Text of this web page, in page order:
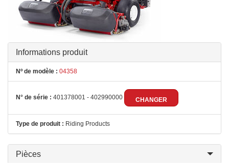
Informations produit
Nº de modèle : 04358
N° de série : 401378001 - 402990000 CHANGER
Type de produit : Riding Products
Pièces